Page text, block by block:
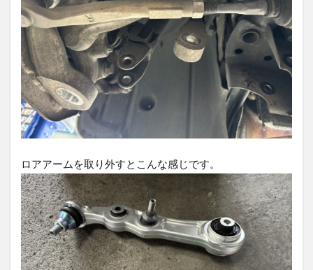
ロアアームを取り外すとこんな感じです。